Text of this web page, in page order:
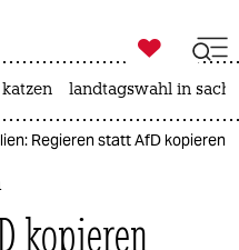

taz zahl ich
katzen landtagswahl in
Regieren statt AfD kopieren
kopieren